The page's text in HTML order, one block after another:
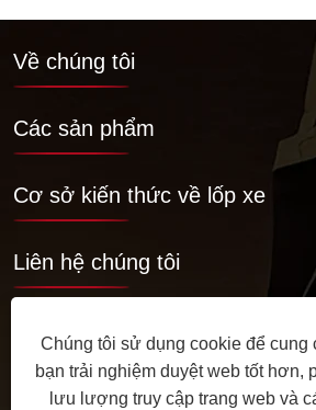
Về chúng tôi
Các sản phẩm
Cơ sở kiến ​​thức về lốp xe
Liên hệ chúng tôi
Chúng tôi sử dụng cookie để cung
bạn trải nghiệm duyệt web tốt hơn,
lưu lượng truy cập trang web và